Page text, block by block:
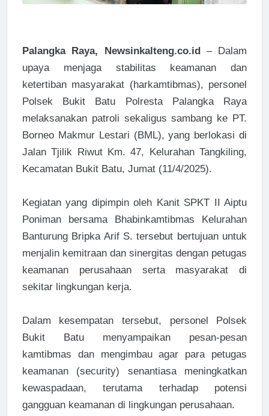
Palangka Raya, Newsinkalteng.co.id– Dalam
upaya menjaga stabilitas keamanan dan
ketertiban masyarakat (harkamtibmas), personel
Polsek Bukit Batu Polresta Palangka Raya
melaksanakan patroli sekaligus sambang ke PT.
Borneo Makmur Lestari (BML), yang berlokasi di
Jalan Tjilik Riwut Km. 47, Kelurahan Tangkiling,
Kecamatan Bukit Batu, Jumat (11/4/2025).
Kegiatan yang dipimpin oleh Kanit SPKT II Aiptu
Poniman bersama Bhabinkamtibmas Kelurahan
Banturung Bripka Arif S. tersebut bertujuan untuk
menjalin kemitraan dan sinergitas dengan petugas
keamanan perusahaan serta masyarakat di
sekitar lingkungan kerja.
Dalam kesempatan tersebut, personel Polsek
Bukit Batu menyampaikan pesan-pesan
kamtibmas dan mengimbau agar para petugas
keamanan (security) senantiasa meningkatkan
kewaspadaan, terutama terhadap potensi
gangguan keamanan di lingkungan perusahaan.